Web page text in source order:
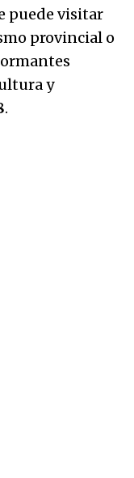
puede visitar
provincial o
y
.